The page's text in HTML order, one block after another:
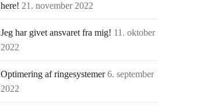
here! 21. november 2022
Jeg har givet ansvaret fra mig! 11. oktober
2022
Optimering af ringesystemer 6. september
2022